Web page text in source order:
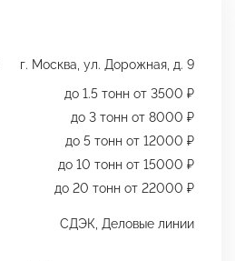
г. Москва, ул. Дорожная, д. 9
до 1.5 тонн от 3500 ₽
до 3 тонн от 8000 ₽
до 5 тонн от 12000 ₽
до 10 тонн от 15000 ₽
до 20 тонн от 22000 ₽
СДЭК, Деловые линии